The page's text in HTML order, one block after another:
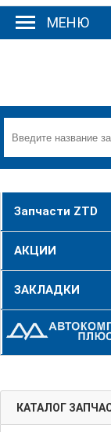
МЕНЮ
Запчасти ZTD
АКЦИИ
ЗАКЛАДКИ
КАТАЛОГ